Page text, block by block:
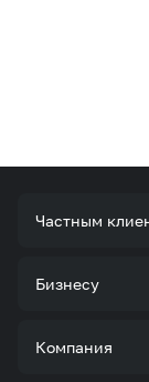
Частным
Тарифы
Бизнесу
Стать
Компания